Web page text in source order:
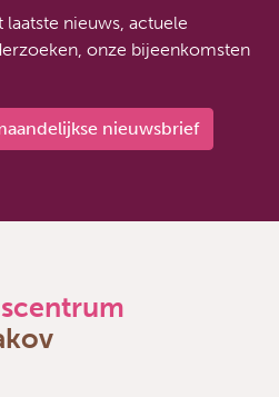
nieuws, actuele
onze bijeenkomsten
nieuwsbrief